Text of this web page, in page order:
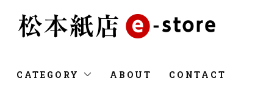
CATEGORY ABOUT CONTACT